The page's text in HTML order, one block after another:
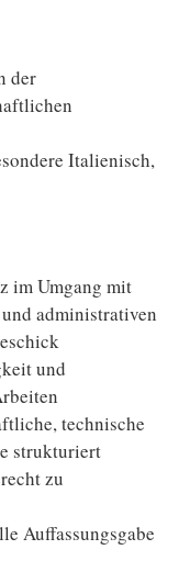
der
Italienisch,
im Umgang mit
administrativen
und
technische
strukturiert
zu
Auffassungsgabe